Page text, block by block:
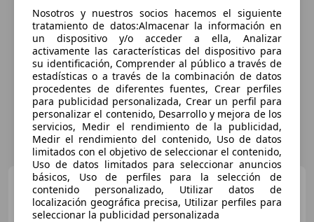
Land Rover Range
Rover3.0 Si6 PHEV 460 PS
AWD Auto
Nosotros y nuestros socios hacemos el siguiente
tratamiento de datos:Almacenar la información en
un dispositivo y/o acceder a ella, Analizar
activamente las características del dispositivo para
su identificación, Comprender al público a través de
estadísticas o a través de la combinación de datos
procedentes de diferentes fuentes, Crear perfiles
para publicidad personalizada, Crear un perfil para
personalizar el contenido, Desarrollo y mejora de los
servicios, Medir el rendimiento de la publicidad,
Medir el rendimiento del contenido, Uso de datos
limitados con el objetivo de seleccionar el contenido,
Uso de datos limitados para seleccionar anuncios
básicos, Uso de perfiles para la selección de
contenido personalizado, Utilizar datos de
localización geográfica precisa, Utilizar perfiles para
seleccionar la publicidad personalizada